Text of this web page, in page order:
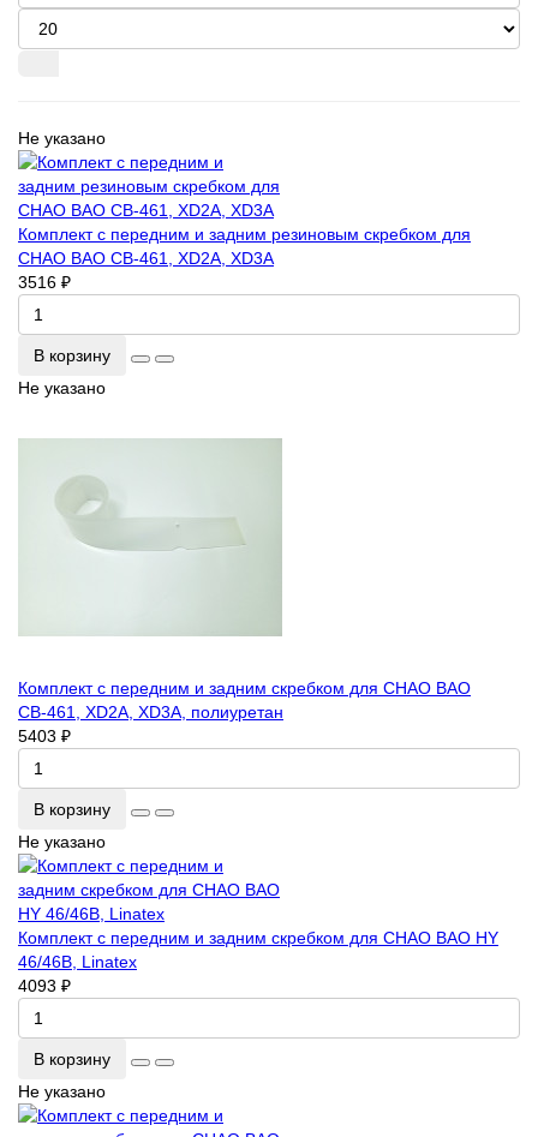
Не указано
Комплект с передним и задним резиновым скребком для
CHAO BAO СВ-461, ХD2А, ХD3А
3516 ₽
В корзину
Не указано
Комплект с передним и задним скребком для CHAO BAO
СВ-461, ХD2А, ХD3А, полиуретан
5403 ₽
В корзину
Не указано
Комплект с передним и задним скребком для CHAO BAO HY
46/46B, Linatex
4093 ₽
В корзину
Не указано